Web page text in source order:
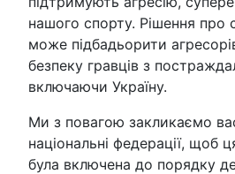
нашого спорту. Рішення про
може підбадьорити
безпеку гравців з
включаючи Україну.
Ми з повагою закликаємо
національні федерації, щоб
була включена до порядку